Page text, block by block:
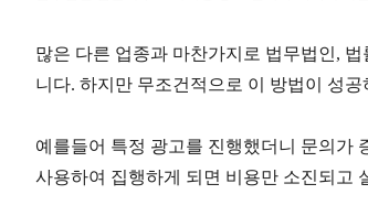
많은 다른 업종과 마찬가지로 법무법인, 법
니다. 하지만 무조건적으로 이 방법이 성
예를들어 특정 광고를 진행했더니 문의가
사용하여 집행하게 되면 비용만 소진되고